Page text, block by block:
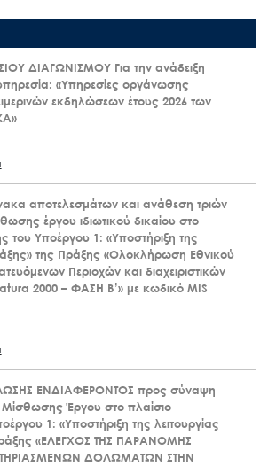
ΔΙΑΓΩΝΙΣΜΟΥ Για την ανάδειξη
«Υπηρεσίες οργάνωσης
εκδηλώσεων έτους 2026 των
αποτελεσμάτων και ανάθεση τριών
έργου ιδιωτικού δικαίου στο
του Υποέργου 1: «Υποστήριξη της
της Πράξης «Ολοκλήρωση Εθνικού
Περιοχών και διαχειριστικών
2000 – ΦΑΣΗ Β’» με κωδικό MIS
ΕΝΔΙΑΦΕΡΟΝΤΟΣ προς σύναψη
Έργου στο πλαίσιο
1: «Υποστήριξη της λειτουργίας
«ΕΛΕΓΧΟΣ ΤΗΣ ΠΑΡΑΝΟΜΗΣ
ΔΟΛΩΜΑΤΩΝ ΣΤΗΝ